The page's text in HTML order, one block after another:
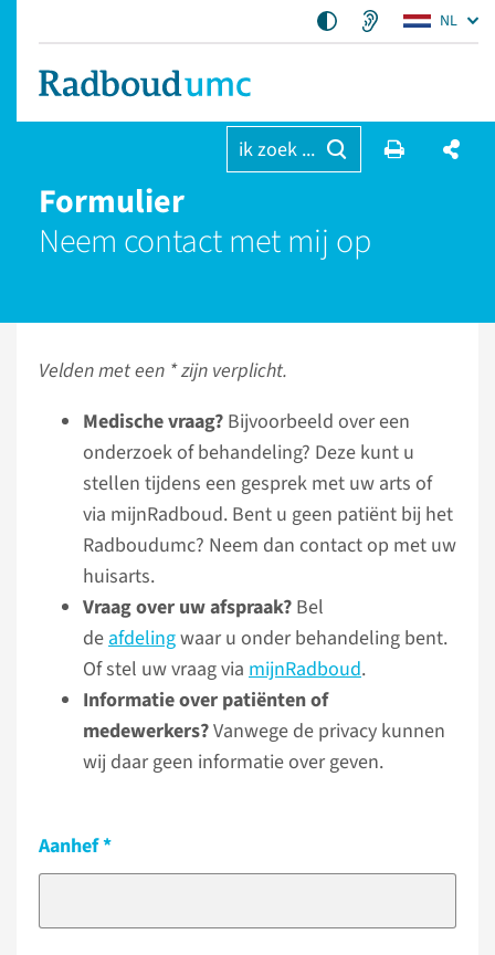
NL
ik zoek ...
Formulier
Neem contact met mij op
Velden met een * zijn verplicht.
Medische vraag? Bijvoorbeeld over een
onderzoek of behandeling? Deze kunt u
stellen tijdens een gesprek met uw arts of
via mijnRadboud. Bent u geen patiënt bij het
Radboudumc? Neem dan contact op met uw
huisarts.
Vraag over uw afspraak? Bel
deafdelingwaar u onder behandeling bent.
Of stel uw vraag via mijnRadboud.
Informatie over patiënten of
medewerkers?Vanwege de privacy kunnen
wij daar geen informatie over geven.
Aanhef